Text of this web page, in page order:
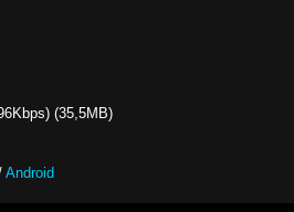
(35,5MB)
Android